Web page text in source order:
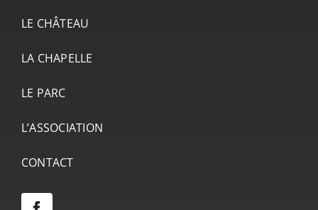
LE CHÂTEAU
LA CHAPELLE
LE PARC
L’ASSOCIATION
CONTACT